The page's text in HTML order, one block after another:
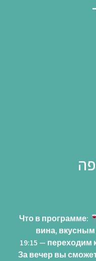
Что в программе:
вина,
19:15 — переходим
За вечер вы